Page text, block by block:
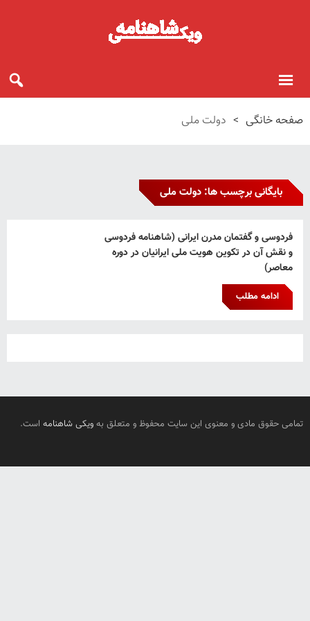
صفحه خانگی > دولت ملی
بایگانی برچسب ها: دولت ملی
فردوسی و گفتمان مدرن ایرانی (شاهنامه فردوسی
و نقش آن در تکوین هویت ملی ایرانیان در دوره
معاصر)
ادامه مطلب
تمامی حقوق مادی و معنوی این سایت محفوظ و متعلق به ویکی شاهنامه است.